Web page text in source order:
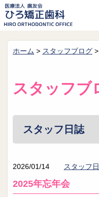
ホーム
院長紹介
アクセス・案内
メール送信
ホーム > スタッフブログ >
スタッフブ
スタッフ日誌
2026/01/14 スタッフ
2025年忘年会